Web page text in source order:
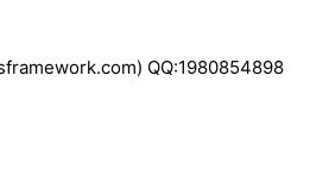
QQ:1980854898